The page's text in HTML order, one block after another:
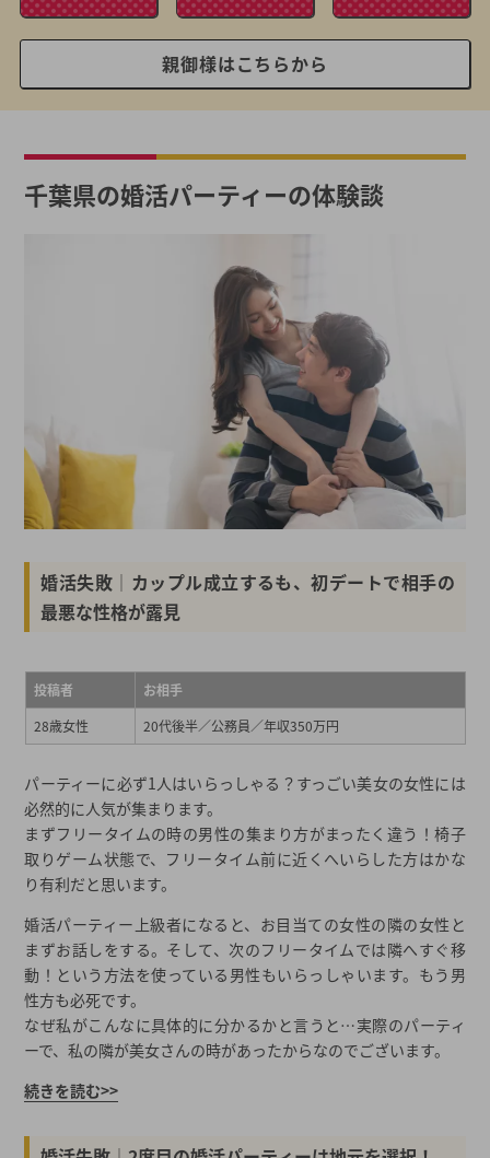
親御様はこちらから
千葉県の婚活パーティーの体験談
婚活失敗│カップル成立するも、初デートで相手の
最悪な性格が露見
投稿者
お相手
28歳女性
20代後半／公務員／年収350万円
パーティーに必ず1人はいらっしゃる？すっごい美女の女性には
必然的に人気が集まります。
まずフリータイムの時の男性の集まり方がまったく違う！椅子
取りゲーム状態で、フリータイム前に近くへいらした方はかな
り有利だと思います。
婚活パーティー上級者になると、お目当ての女性の隣の女性と
まずお話しをする。そして、次のフリータイムでは隣へすぐ移
動！という方法を使っている男性もいらっしゃいます。もう男
性方も必死です。
なぜ私がこんなに具体的に分かるかと言うと…実際のパーティ
ーで、私の隣が美女さんの時があったからなのでございます。
続きを読む>>